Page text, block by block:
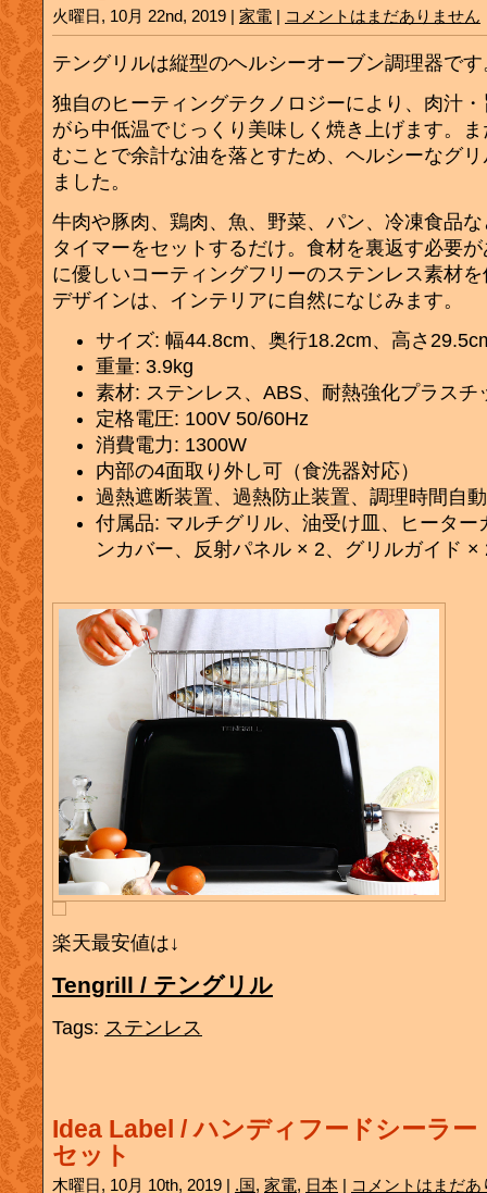
火曜日, 10月 22nd, 2019 | 家電 | コメントはまだありません
テングリルは縦型のヘルシーオーブン調理器です
独自のヒーティングテクノロジーにより、肉汁
がら中低温でじっくり美味しく焼き上げます。
むことで余計な油を落とすため、ヘルシーなグ
ました。
牛肉や豚肉、鶏肉、魚、野菜、パン、冷凍食品
タイマーをセットするだけ。食材を裏返す必要
に優しいコーティングフリーのステンレス素材
デザインは、インテリアに自然になじみます。
サイズ: 幅44.8cm、奥行18.2cm、高さ
重量: 3.9kg
素材: ステンレス、ABS、耐熱強化プラスチ
定格電圧: 100V 50/60Hz
消費電力: 1300W
内部の4面取り外し可（食洗器対応）
過熱遮断装置、過熱防止装置、調理時間自
付属品: マルチグリル、油受け皿、ヒーター
ンカバー、反射パネル × 2、グリルガイド ×
楽天最安値は↓
Tengrill / テングリル
Tags: ステンレス
Idea Label / ハンディフードシーラー
セット
木曜日, 10月 10th, 2019 | .国, 家電, 日本 | コメントはまだあ